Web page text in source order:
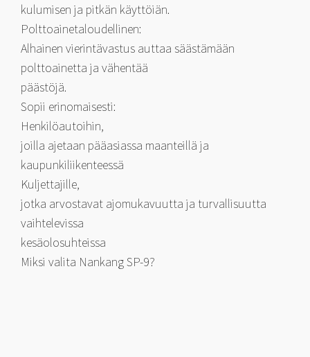
kulumisen ja pitkän käyttöiän.
Polttoainetaloudellinen:
Alhainen vierintävastus auttaa säästämään
polttoainetta ja vähentää
päästöjä.
Sopii erinomaisesti:
Henkilöautoihin,
joilla ajetaan pääasiassa maanteillä ja
kaupunkiliikenteessä
Kuljettajille,
jotka arvostavat ajomukavuutta ja turvallisuutta
vaihtelevissa
kesäolosuhteissa
Miksi valita Nankang SP-9?